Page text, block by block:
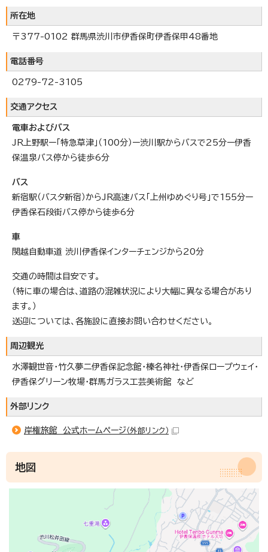
所在地
〒377-0102 群馬県渋川市伊香保町伊香保甲48番地
電話番号
0279-72-3105
交通アクセス
電車およびバス
JR上野駅ー「特急草津」（100分）ー渋川駅からバスで25分ー伊香
保温泉バス停から徒歩6分
バス
新宿駅（バスタ新宿）からJR高速バス「上州ゆめぐり号」で155分ー
伊香保石段街バス停から徒歩6分
車
関越自動車道 渋川伊香保インターチェンジから20分
交通の時間は目安です。
（特に車の場合は、道路の混雑状況により大幅に異なる場合があり
ます。）
送迎については、各施設に直接お問い合わせください。
周辺観光
水澤観世音・竹久夢二伊香保記念館・榛名神社・伊香保ロープウェイ・
伊香保グリーン牧場・群馬ガラス工芸美術館 など
外部リンク
岸権旅館 公式ホームページ （外部リンク）
地図